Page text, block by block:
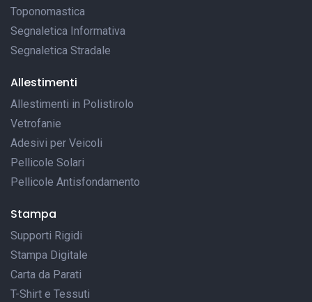
Toponomastica
Segnaletica Informativa
Segnaletica Stradale
Allestimenti
Allestimenti in Polistirolo
Vetrofanie
Adesivi per Veicoli
Pellicole Solari
Pellicole Antisfondamento
Stampa
Supporti Rigidi
Stampa Digitale
Carta da Parati
T-Shirt e Tessuti